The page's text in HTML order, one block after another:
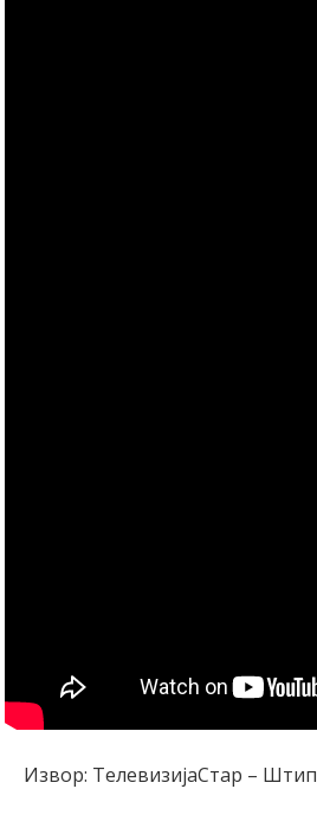
Извор: ТелевизијаСтар – Штип